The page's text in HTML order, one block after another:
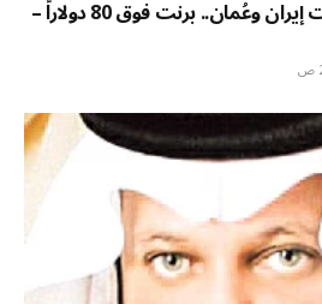
مع ترقب محادثات إيران وعُمان.. برنت فوق 80 دولاراً –